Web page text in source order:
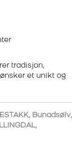
tradisjon,
et unikt og
, Bunadsølv,
,